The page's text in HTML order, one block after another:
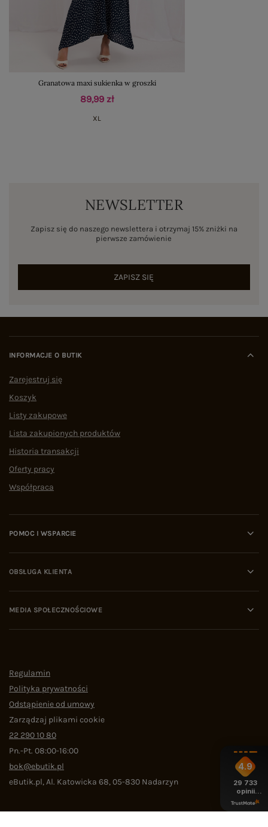
Granatowa maxi sukienka w groszki
89,99 zł
XL
NEWSLETTER
Zapisz się do naszego newslettera i otrzymaj 15% zniżki na
pierwsze zamówienie
ZAPISZ SIĘ
INFORMACJE O BUTIK
Zarejestruj się
Koszyk
Listy zakupowe
Lista zakupionych produktów
Historia transakcji
Oferty pracy
Współpraca
POMOC I WSPARCIE
OBSŁUGA KLIENTA
MEDIA SPOŁECZNOŚCIOWE
Regulamin
Polityka prywatności
Odstąpienie od umowy
Zarządzaj plikami cookie
22 290 10 80
Pn.-Pt. 08:00-16:00
bok@ebutik.pl
eButik.pl,Al. Katowicka 68,05-830 Nadarzyn
4.9
29 733
opinii
z całego